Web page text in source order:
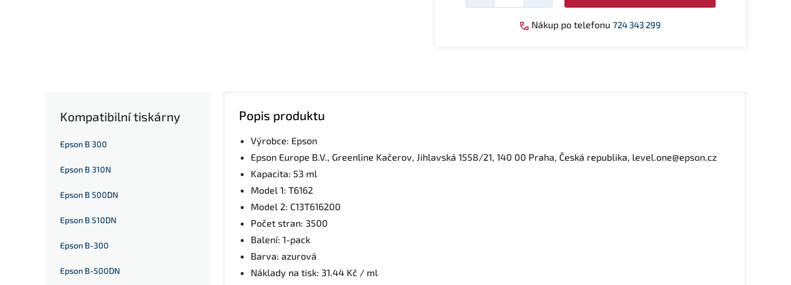
Nákup po telefonu 724 343 299
Kompatibilní tiskárny
Epson B 300
Epson B 310N
Epson B 500DN
Epson B 510DN
Epson B-300
Epson B-500DN
Popis produktu
Výrobce: Epson
Epson Europe B.V., Greenline Kačerov, Jihlavská 1558/21, 140 00 Praha, Česká republika, level.one@epson.cz
Kapacita: 53 ml
Model 1: T6162
Model 2: C13T616200
Počet stran: 3500
Balení: 1-pack
Barva: azurová
Náklady na tisk: 31.44 Kč / ml